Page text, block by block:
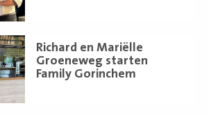
Richard en Mariëlle
Groeneweg starten
Family Gorinchem